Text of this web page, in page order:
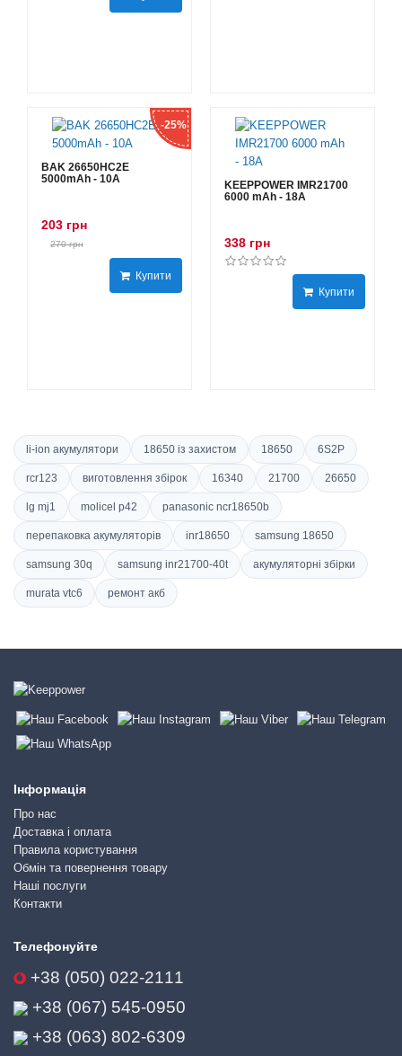
-25%
BAK 26650HC2E
5000mAh - 10А
203 грн
270 грн
Купити
KEEPPOWER IMR21700
6000 mAh - 18А
338 грн
Купити
li-ion акумулятори 18650 із захистом 18650 6S2P
rcr123 виготовлення збірок 16340 21700 26650
lg mj1 molicel p42 panasonic ncr18650b
перепаковка акумуляторів inr18650 samsung 18650
samsung 30q samsung inr21700-40t акумуляторні збірки
murata vtc6 ремонт акб
Інформація
Про нас
Доставка і оплата
Правила користування
Обмін та повернення товару
Наші послуги
Контакти
Телефонуйте
+38 (050) 022-2111
+38 (067) 545-0950
+38 (063) 802-6309